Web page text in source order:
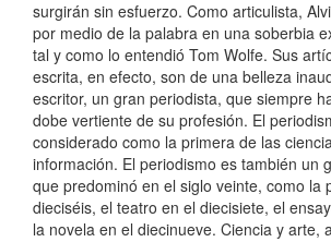
surgirán sin esfuerzo. Como articulista,
por medio de la palabra en una soberbia
tal y como lo entendió Tom Wolfe. Sus
escrita, en efecto, son de una belleza
escritor, un gran periodista, que siempre
dobe vertiente de su profesión. El
considerado como la primera de las
información. El periodismo es también un
que predominó en el siglo veinte, como la
dieciséis, el teatro en el diecisiete, el
la novela en el diecinueve. Ciencia y arte,